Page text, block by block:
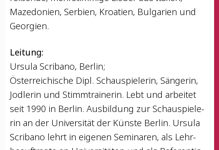
Maze­do­ni­en, Ser­bi­en, Kroa­ti­en, Bul­ga­ri­en und
Georgien.
Lei­tung:
Ursu­la Scri­ba­no, Berlin;
Öster­rei­chi­sche Dipl. Schau­spie­le­rin, Sän­ge­rin,
Jod­le­rin und Stimm­trai­ne­rin. Lebt und arbei­tet
seit 1990 in Ber­lin. Aus­bil­dung zur Schau­spie­le­
rin an der Uni­ver­si­tät der Küns­te Ber­lin. Ursu­la
Scri­ba­no lehrt in eige­nen Semi­na­ren, als Lehr­